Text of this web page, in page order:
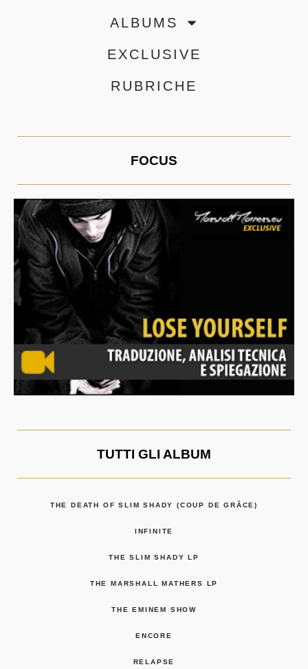
ALBUMS
EXCLUSIVE
RUBRICHE
FOCUS
TUTTI GLI ALBUM
THE DEATH OF SLIM SHADY (COUP DE GRÂCE)
INFINITE
THE SLIM SHADY LP
THE MARSHALL MATHERS LP
THE EMINEM SHOW
ENCORE
RELAPSE